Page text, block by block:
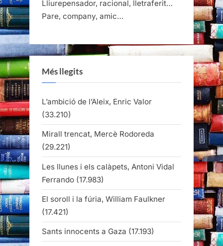
Lliurepensador, racional, lletraferit…
Pare, company, amic…
Més llegits
L’ambició de l’Aleix, Enric Valor
(33.210)
Mirall trencat, Mercè Rodoreda
(29.221)
Les llunes i els calàpets, Antoni Vidal
Ferrando (17.983)
El soroll i la fúria, William Faulkner
(17.421)
Sants innocents a Gaza (17.193)